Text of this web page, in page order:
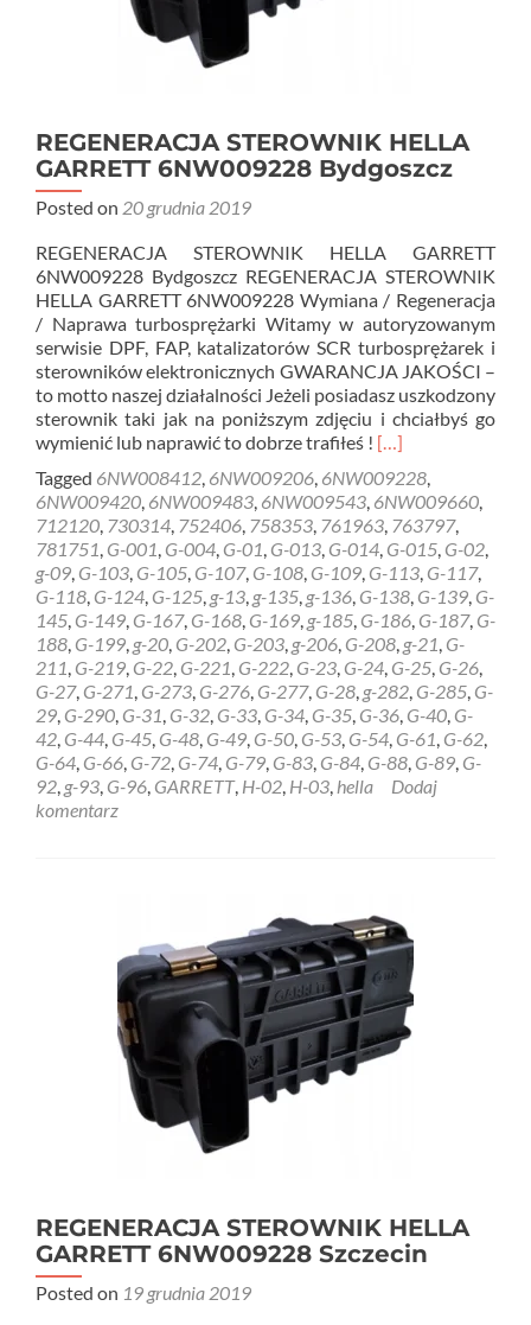
REGENERACJA STEROWNIK HELLA
GARRETT 6NW009228 Bydgoszcz
Posted on 20 grudnia 2019
REGENERACJA STEROWNIK HELLA GARRETT
6NW009228 Bydgoszcz REGENERACJA STEROWNIK
HELLA GARRETT 6NW009228 Wymiana / Regeneracja
/ Naprawa turbosprężarki Witamy w autoryzowanym
serwisie DPF, FAP, katalizatorów SCR turbosprężarek i
sterowników elektronicznych GWARANCJA JAKOŚCI –
to motto naszej działalności Jeżeli posiadasz uszkodzony
sterownik taki jak na poniższym zdjęciu i chciałbyś go
wymienić lub naprawić to dobrze trafiłeś ! Read
about
REGENERACJA
STEROWNIK
HELLA
GARRETT
6NW009228
Bydgoszcz
[…]
Tagged 6NW008412, 6NW009206, 6NW009228,
6NW009420, 6NW009483, 6NW009543, 6NW009660,
712120, 730314, 752406, 758353, 761963, 763797,
781751, G-001, G-004, G-01, G-013, G-014, G-015, G-02,
g-09, G-103, G-105, G-107, G-108, G-109, G-113, G-117,
G-118, G-124, G-125, g-13, g-135, g-136, G-138, G-139, G-
145, G-149, G-167, G-168, G-169, g-185, G-186, G-187, G-
188, G-199, g-20, G-202, G-203, g-206, G-208, g-21, G-
211, G-219, G-22, G-221, G-222, G-23, G-24, G-25, G-26,
G-27, G-271, G-273, G-276, G-277, G-28, g-282, G-285, G-
29, G-290, G-31, G-32, G-33, G-34, G-35, G-36, G-40, G-
42, G-44, G-45, G-48, G-49, G-50, G-53, G-54, G-61, G-62,
G-64, G-66, G-72, G-74, G-79, G-83, G-84, G-88, G-89, G-
92, g-93, G-96, GARRETT, H-02, H-03, hella
Dodaj
komentarz
REGENERACJA STEROWNIK HELLA
GARRETT 6NW009228 Szczecin
Posted on 19 grudnia 2019